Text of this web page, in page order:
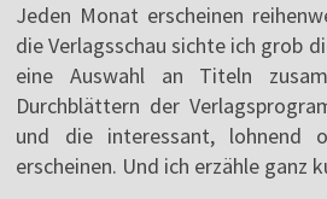
Jeden Monat erscheinen
die Verlagsschau sichte ich grob
eine Auswahl an Titeln
Durchblättern der
und die interessant, lohnend
erscheinen. Und ich erzähle ganz